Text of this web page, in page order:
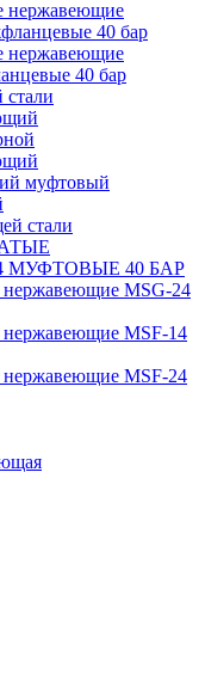
нержавеющие
40 бар
нержавеющие
40 бар
муфтовый
стали
МУФТОВЫЕ 40 БАР
нержавеющие MSG-24
нержавеющие MSF-14
нержавеющие MSF-24